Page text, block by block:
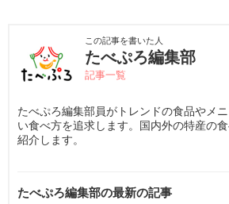
この記事を書いた人
たべぷろ編集部
記事一覧
たべぷろ編集部員がトレンドの食品やメ
い食べ方を追求します。国内外の特産の
紹介します。
たべぷろ編集部の最新の記事